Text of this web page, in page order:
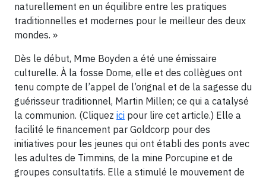
naturellement en un équilibre entre les pratiques
traditionnelles et modernes pour le meilleur des deux
mondes. »
Dès le début, Mme Boyden a été une émissaire
culturelle. À la fosse Dome, elle et des collègues ont
tenu compte de l’appel de l’orignal et de la sagesse du
guérisseur traditionnel, Martin Millen; ce qui a catalysé
la communion. (Cliquez ici pour lire cet article.) Elle a
facilité le financement par Goldcorp pour des
initiatives pour les jeunes qui ont établi des ponts avec
les adultes de Timmins, de la mine Porcupine et de
groupes consultatifs. Elle a stimulé le mouvement de